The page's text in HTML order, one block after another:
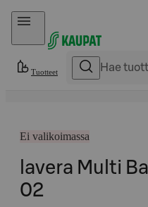
Hyppää sisältöön
Tuotteet
Ei valikoimassa
lavera Multi
02